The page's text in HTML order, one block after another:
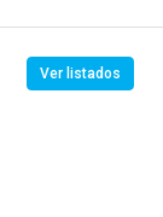
Ver listados